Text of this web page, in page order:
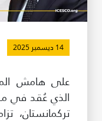
المقر
شاركونا
شاركونا
انضم إلى عائلة
14 ديسمبر 2025
على هامش
الذي عُقد في
تركمانستان،